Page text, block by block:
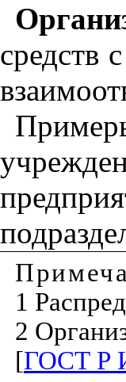
средств с
1
2
[ГОСТ Р